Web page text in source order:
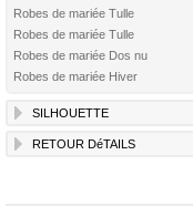
Robes de mariée Tulle
Robes de mariée Tulle
Robes de mariée Dos nu
Robes de mariée Hiver
SILHOUETTE
RETOUR DéTAILS